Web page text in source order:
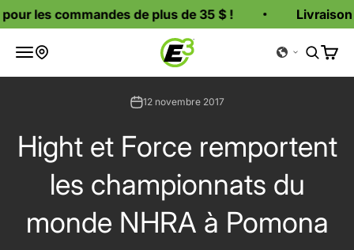
Passer au contenu
les commandes de plus de 35 $ ! Livraison
Ouvrir la navigation
Où acheter
Bougies d'allumage E3 Ouvrir
Voir
12 novembre 2017
Hight et Force remportent
les championnats du
monde NHRA à Pomona